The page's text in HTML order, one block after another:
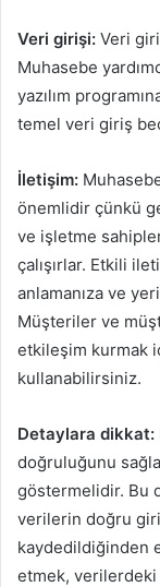
Veri girişi: Veri
Muhasebe
yazılım
temel veri giriş
İletişim:
önemlidir çünkü
ve işletme
çalışırlar. Etkili
anlamanıza ve
Müşteriler ve
etkileşim kurmak
kullanabilirsiniz.
Detaylara dikkat:
doğruluğunu
göstermelidir. Bu
verilerin doğru
kaydedildiğinden
etmek, verilerdeki